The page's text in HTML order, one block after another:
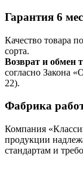
Гарантия 6
Качество товара
сорта.
Возврат и обмен
согласно Закона
22).
Фабрика
Компания
продукции
стандартам и